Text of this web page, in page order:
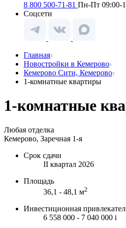
8 800 500-71-81 Пн-Пт 09:00-
Соцсети
Главная
Новостройки в Кемерово
Кемерово Сити, Кемерово
1-комнатные квартиры
1-комнатные
Любая отделка
Кемерово, Заречная 1-я
Срок сдачи
II квартал 2026
Площадь
36,1 - 48,1 м2
Инвестиционная
6 558 000 - 7 040 000 i